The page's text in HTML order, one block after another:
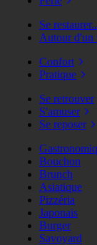
Se
Autour d'un
Confort
Pratique
Se retrouver
S'amuser
Se reposer
Bouchon
Brunch
Asiatique
Pizzéria
Japonais
Burger
Savoyard